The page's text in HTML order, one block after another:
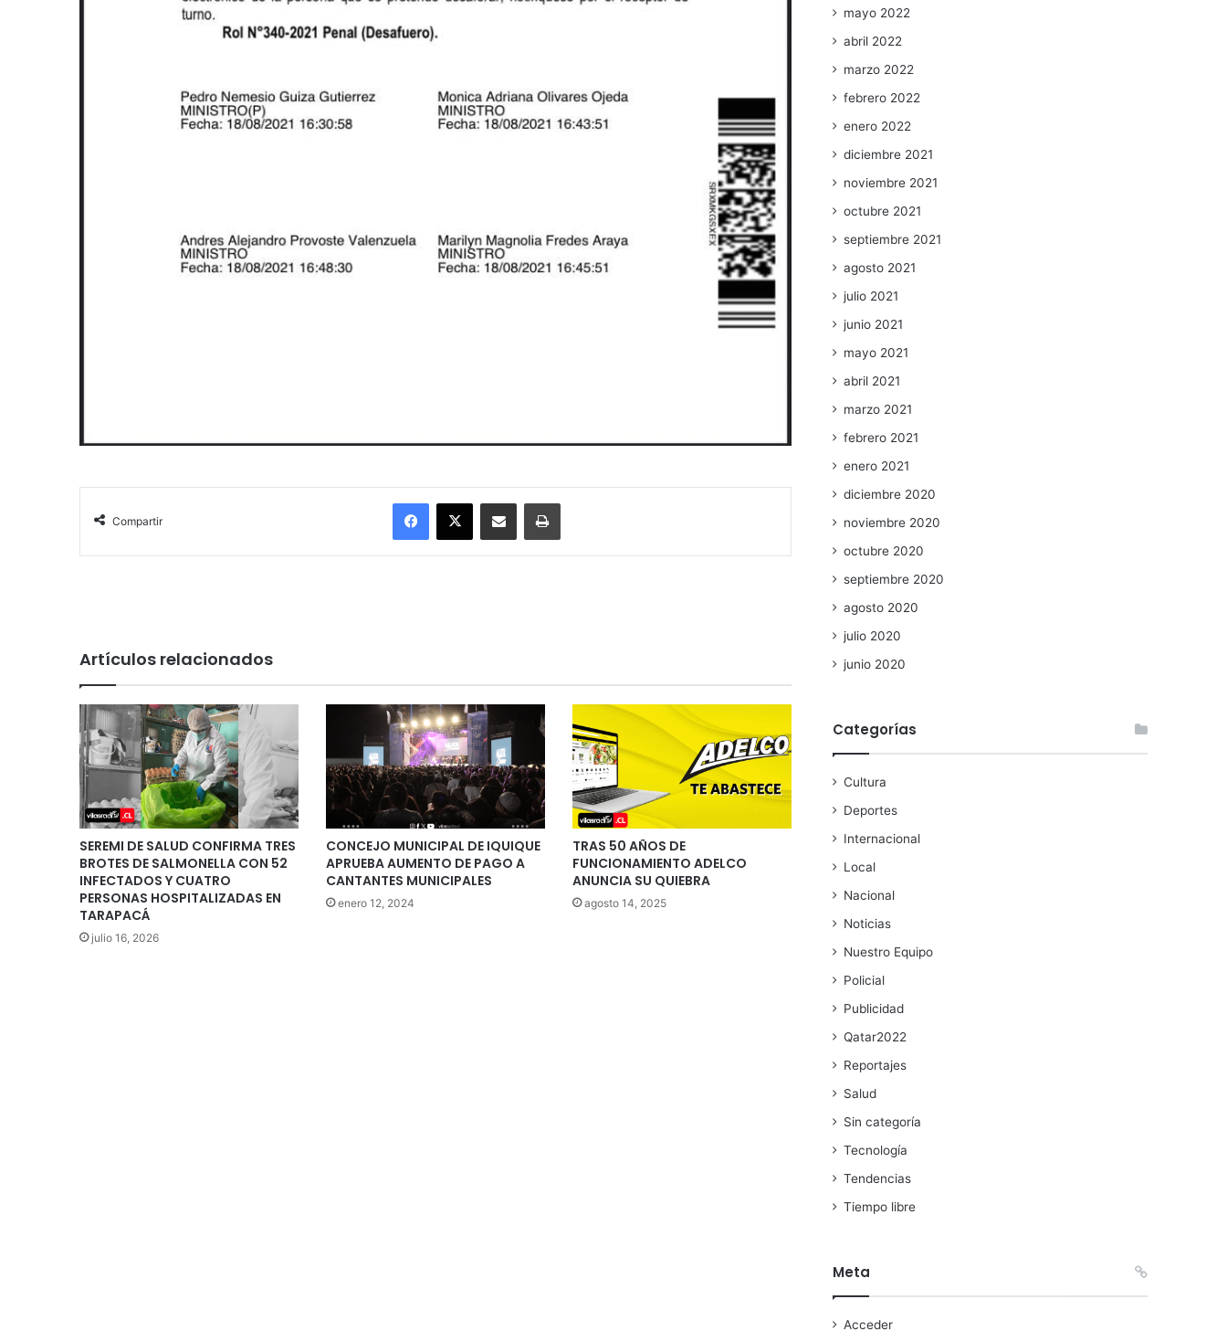
Compartir
Facebook
X Enviar vía email Imprimir
Artículos relacionados
SEREMI DE SALUD CONFIRMA TRES
BROTES DE SALMONELLA CON 52
INFECTADOS Y CUATRO
PERSONAS HOSPITALIZADAS EN
TARAPACÁ
julio 16, 2026
CONCEJO MUNICIPAL DE IQUIQUE
APRUEBA AUMENTO DE PAGO A
CANTANTES MUNICIPALES
enero 12, 2024
TRAS 50 AÑOS DE
FUNCIONAMIENTO ADELCO
ANUNCIA SU QUIEBRA
agosto 14, 2025
mayo 2022
abril 2022
marzo 2022
febrero 2022
enero 2022
diciembre 2021
noviembre 2021
octubre 2021
septiembre 2021
agosto 2021
julio 2021
junio 2021
mayo 2021
abril 2021
marzo 2021
febrero 2021
enero 2021
diciembre 2020
noviembre 2020
octubre 2020
septiembre 2020
agosto 2020
julio 2020
junio 2020
Categorías
Cultura
Deportes
Internacional
Local
Nacional
Noticias
Nuestro Equipo
Policial
Publicidad
Qatar2022
Reportajes
Salud
Sin categoría
Tecnología
Tendencias
Tiempo libre
Meta
Acceder